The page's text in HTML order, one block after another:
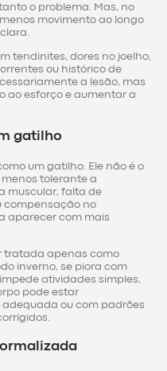
o problema. Mas, no
movimento ao longo
tendinites, dores no joelho,
ou histórico de
a lesão, mas
ao esforço e aumentar a
gatilho
um gatilho. Ele não é o
tolerante a
muscular, falta de
compensação no
aparecer com mais
tratada apenas como
inverno, se piora com
atividades simples,
pode estar
ou com padrões